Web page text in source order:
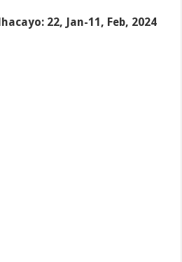
22, Jan-11, Feb, 2024